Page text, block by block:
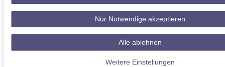
Nur Notwendige akzeptieren
Alle ablehnen
Weitere Einstellungen